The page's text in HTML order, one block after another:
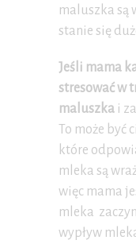
maluszka są
stanie się
Jeśli mama
stresować w
maluszka i
To może być
które
mleka są
więc mama
mleka
wypływ